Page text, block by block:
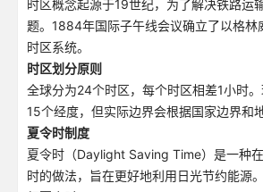
时区概念起源于19世纪，为了解决铁路运
题。1884年国际子午线会议确立了以格林
时区系统。
时区划分原则
全球分为24个时区，每个时区相差1小时
15个经度，但实际边界会根据国家边界和
夏令时制度
夏令时（Daylight Saving Time）是一种
时的做法，旨在更好地利用日光节约能源